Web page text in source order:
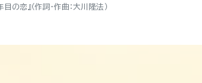
の恋』（作詞・作曲：大川隆法）